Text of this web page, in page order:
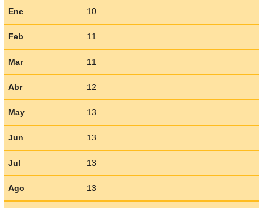
Ene 10
Feb 11
Mar 11
Abr 12
May 13
Jun 13
Jul 13
Ago 13